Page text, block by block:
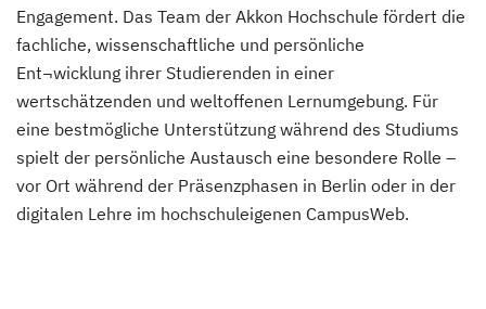
Medizin- und Notfallpädagogik B.A. (Berufsbegleitendes
Präsenzstudium)
Pädagogik im Gesundheitswesen B.A.
(Berufsbegleitendes Präsenzstudium)
Engagement. Das Team der Akkon Hochschule fördert die
fachliche, wissenschaftliche und persönliche
Ent¬wicklung ihrer Studierenden in einer
wertschätzenden und weltoffenen Lernumgebung. Für
eine bestmögliche Unterstützung während des Studiums
spielt der persönliche Austausch eine besondere Rolle –
vor Ort während der Präsenzphasen in Berlin oder in der
digitalen Lehre im hochschuleigenen CampusWeb.